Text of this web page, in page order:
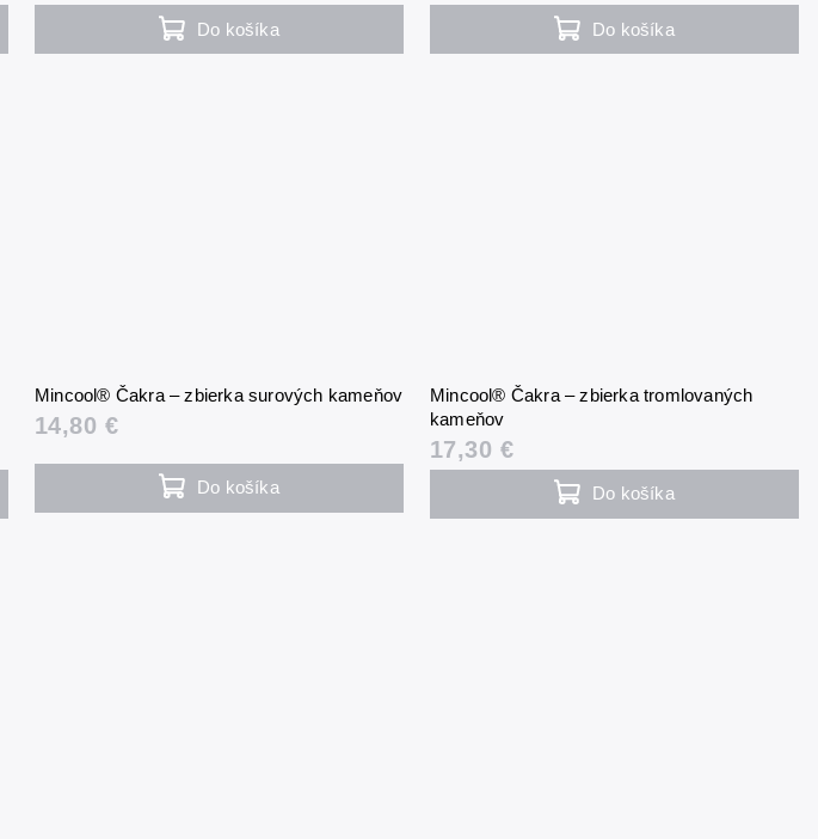
Do košíka Do košíka
Mincool® Čakra – zbierka surových kameňov
14,80 €
Do košíka
Mincool® Čakra – zbierka tromlovaných
kameňov
17,30 €
Do košíka